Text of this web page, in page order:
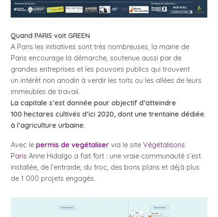
Quand PARIS voit GREEN
A Paris les initiatives sont très nombreuses, la mairie de
Paris encourage la démarche, soutenue aussi par de
grandes entreprises et les pouvoirs publics qui trouvent
un intérêt non anodin à verdir les toits ou les allées de leurs
immeubles de travail.
La capitale s’est donnée pour objectif d’atteindre
100 hectares cultivés d’ici 2020, dont une trentaine dédiée
à l’agriculture urbaine.
Avec lepermis de vegétaliser via le siteVégétalisons
Paris Anne Hidalgo a fait fort : une vraie communauté s’est
installée, de l’entraide, du troc, des bons plans et déjà plus
de 1 000 projets engagés.